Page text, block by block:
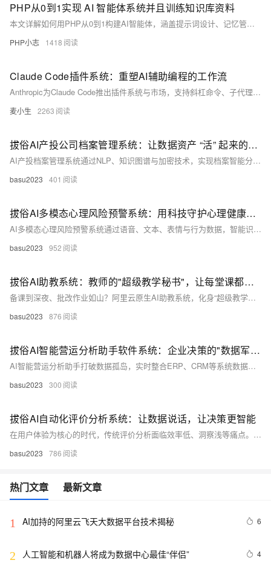
PHP从0到1实现 AI 智能体系统并且训练知识库资料
本文详解如何用PHP从0到1构建AI智能体，涵盖提示词设计、记忆管理、知识库集成与反馈优化四大核心训练维度，结合实战案例与系统架构，助你打造懂业务、会进化的专属AI助手。
PHP小志 1418
Claude Code插件系统：重塑AI辅助编程的工作流
Anthropic为Claude Code推出插件系统与市场，支持斜杠命令、子代理、MCP服务器等功能模块，实现工作流自动化与团队协作标准化。开发者可封装常用工具或知识为插件，一键共享复用，构建个性化AI编程环境，推动AI助手从工具迈向生态化平台。
麦小生 2263
拔俗AI产投公司档案管理系统：让数据资产 “活” 起来的智能助手
AI产投档案管理系统通过NLP、知识图谱与加密技术，实现档案智能分类、秒级检索与数据关联分析，破解传统人工管理效率低、数据孤岛难题，助力投资决策提效与数据资产化，推动AI产投数字化转型。
basu2023 401
拔俗AI多模态心理风险预警系统：用科技守护心理健康的第一道防线
AI多模态心理风险预警系统通过语音、文本、表情与行为数据，智能识别抑郁、焦虑等心理风险，实现早期干预。融合多源信息，提升准确率，广泛应用于校园、企业，助力心理健康服务从“被动响应”转向“主动预防”，为心灵筑起智能防线。（238字）
basu2023 952
拔俗AI助教系统：教师的"超级教学秘书"，让每堂课都精准高效
备课到深夜、批改作业如山？阿里云原生AI助教系统，化身“超级教学秘书”，智能备课、实时学情分析、自动批改、精准辅导，为教师减负增效。让课堂从经验驱动转向数据驱动，每位学生都被看见，教育更有温度。
basu2023 876
拔俗AI智能营运分析助手软件系统：企业决策的"数据军师"，让经营从"拍脑袋"变"精准导航"
AI智能营运分析助手打破数据孤岛，实时整合ERP、CRM等系统数据，自动生成报表、智能预警与可视化决策建议，助力企业从“经验驱动”迈向“数据驱动”，提升决策效率，降低运营成本，精准把握市场先机。（238字）
basu2023 300
拔俗AI自动化评价分析系统：让数据说话，让决策更智能
在用户体验为核心的时代，传统评价分析面临效率低、洞察浅等痛点。本文基于阿里云AI与大数据技术，构建“数据-算法-应用”三层智能分析体系，实现多源数据实时接入、情感与主题精准识别、跨模态融合分析及实时预警，助力企业提升运营效率、加速产品迭代、优化服务质量，并已在头部电商平台成功落地，显著提升用户满意度与商业转化。
basu2023 786
热门文章 最新文章
1 AI加持的阿里云飞天大数据平台技术揭秘 6
2 人工智能和机器人将成为数据中心最佳“伴侣” 4